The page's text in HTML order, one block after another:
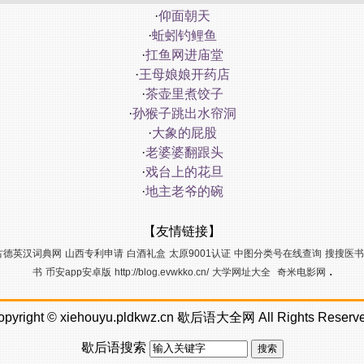
·仰面朝天
·蚯蚓钓鲤鱼
·扛鱼网进庙堂
·王母娘娘开药店
·茶壶里煮饺子
·孙猴子跳出水帘洞
·大象的屁股
·老婆婆翻跟头
·戏台上的花旦
·地主老爷的碗
【友情链接】
德英汉词典网 山西专利申请 白酒礼盒 太原9001认证 中图分类号在线查询 搜搜医书
书 币安app安卓版 http://blog.evwkko.cn/ 大学网址大全 奇米电影网.
©xiehouyu.pldkwz.cn 歇后语大全网All Rights
歇后语搜索